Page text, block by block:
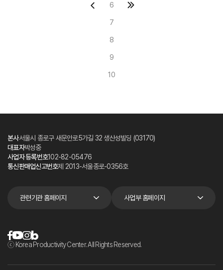
6
7
8
9
10
본사서울시 종로구 새문안로5가길 32 생산성빌딩 (03170)
대표자박성중
사업자 등록번호102-82-05476
통신판매업신고번호제 2013-서울종로-0356호
관련기관 홈페이지 사업부 홈페이지
ⓒ Korea Productivity Center. All Rights Reserved.